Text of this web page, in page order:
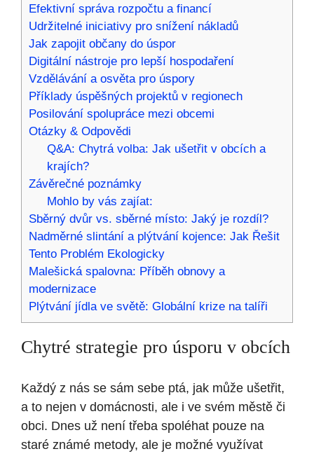
Efektivní správa rozpočtu ⁢a financí
Udržitelné ​iniciativy pro snížení nákladů
Jak zapojit občany do⁢ úspor
Digitální nástroje ‌pro ⁤lepší hospodaření
Vzdělávání a⁣ osvěta pro úspory
Příklady úspěšných projektů v‍ regionech
Posilování spolupráce mezi obcemi
Otázky & Odpovědi
Q&A: Chytrá volba: Jak ušetřit ⁣v obcích a
krajích?
Závěrečné poznámky
Mohlo by vás zajíat:
Sběrný dvůr vs. sběrné místo: Jaký je rozdíl?
Nadměrné slintání a plýtvání kojence: Jak Řešit
Tento Problém Ekologicky
Malešická spalovna: Příběh obnovy a
modernizace
Plýtvání jídla ve světě: Globální krize na talíři
Chytré strategie pro úsporu v‍ obcích
Každý z​ nás se sám sebe ptá, jak může ušetřit,
a to​ nejen v‌ domácnosti, ale i ve svém městě ⁣či‌
obci. Dnes už není třeba spoléhat pouze ​na
staré známé metody, ale je možné využívat